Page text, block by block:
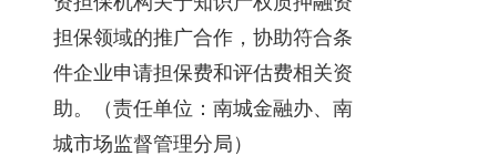
担保领域的推广合作，协助符合条
件企业申请担保费和评估费相关资
助。（责任单位：南城金融办、南
城市场监督管理分局）